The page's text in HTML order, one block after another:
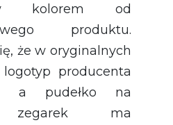
kolorem od
produktu.
że w oryginalnych
producenta
a pudełko na
zegarek ma